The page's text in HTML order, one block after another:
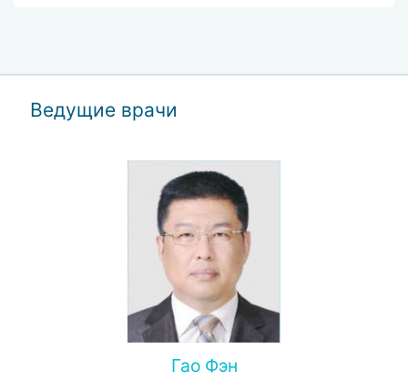
Ведущие врачи
Гао Фэн